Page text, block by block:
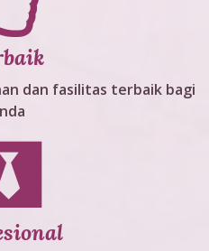
dan fasilitas terbaik bagi